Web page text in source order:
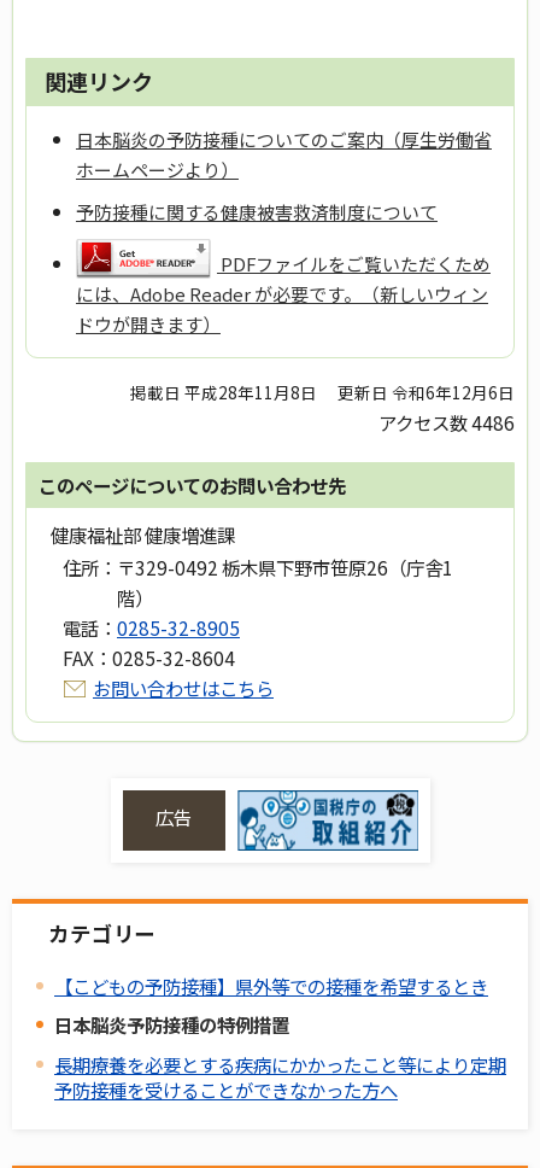
関連リンク
日本脳炎の予防接種についてのご案内（厚生労働省
ホームページより）
予防接種に関する健康被害救済制度について
PDFファイルをご覧いただくため
には、Adobe Reader が必要です。（新しいウィン
ドウが開きます）
掲載日 平成28年11月8日 更新日 令和6年12月6日
アクセス数4486
このページについてのお問い合わせ先
健康福祉部 健康増進課
住所： 〒329-0492 栃木県下野市笹原26（庁舎1
階）
電話： 0285-32-8905
FAX： 0285-32-8604
お問い合わせはこちら
広告
カテゴリー
【こどもの予防接種】県外等での接種を希望するとき
日本脳炎予防接種の特例措置
長期療養を必要とする疾病にかかったこと等により定期
予防接種を受けることができなかった方へ